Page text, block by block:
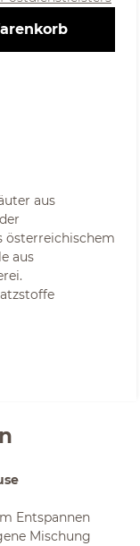
aus
österreichischem
aus
Entspannen
Mischung